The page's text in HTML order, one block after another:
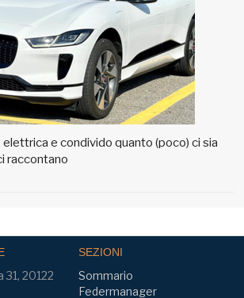
elettrica e condivido quanto (poco) ci sia
raccontano
31, 20122
SEZIONI
Sommario
Federmanager